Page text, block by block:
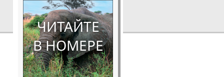
ЧИТАЙТЕ
В НОМЕРЕ